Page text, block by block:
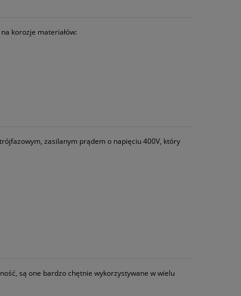
korozje materiałów:
zasilanym prądem o napięciu 400V, który
są one bardzo chętnie wykorzystywane w wielu